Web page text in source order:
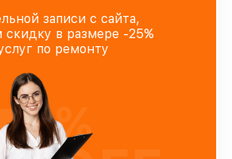
записи с сайта,
скидку в размере -25%
по ремонту
%